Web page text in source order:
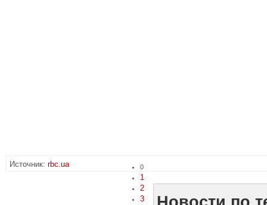
Источник: rbc.ua 0
1
2
3